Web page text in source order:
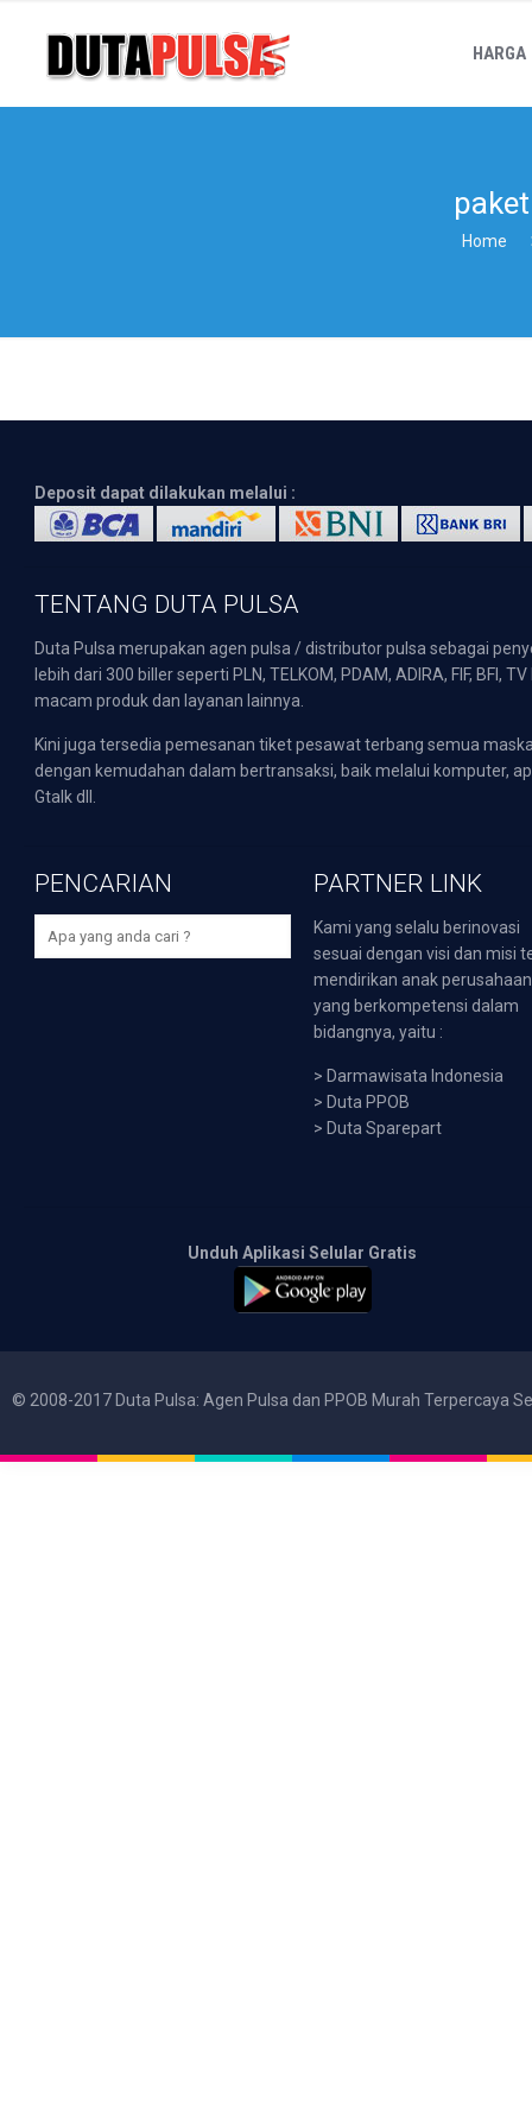
HARGA
Home
Deposit dapat dilakukan melalui :
TENTANG DUTA PULSA
Duta Pulsa merupakan agen pulsa / distributor pulsa sebagai
lebih dari 300 biller seperti PLN, TELKOM, PDAM, ADIRA, FIF,
macam produk dan layanan lainnya.
Kini juga tersedia pemesanan tiket pesawat terbang semua
dengan kemudahan dalam bertransaksi, baik melalui komputer,
Gtalk dll.
PENCARIAN PARTNER LINK
Kami yang selalu berinovasi
sesuai dengan visi dan misi
mendirikan anak perusahaan
yang berkompetensi dalam
bidangnya, yaitu :
> Darmawisata Indonesia
> Duta PPOB
> Duta Sparepart
Unduh Aplikasi Selular Gratis
© 2008-2017 Duta Pulsa: Agen Pulsa dan PPOB Murah Terpercaya